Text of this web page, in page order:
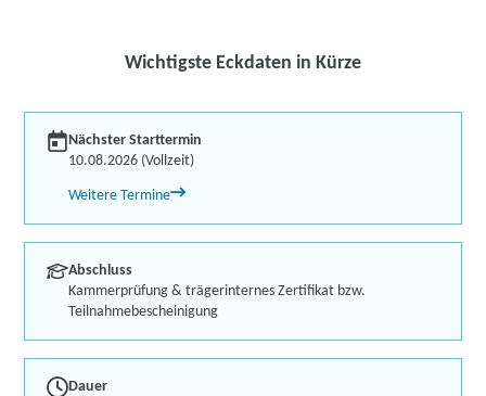
Wichtigste Eckdaten in Kürze
Nächster Starttermin
10.08.2026 (Vollzeit)
Weitere Termine
Abschluss
Kammerprüfung & trägerinternes Zertifikat bzw.
Teilnahmebescheinigung
Dauer